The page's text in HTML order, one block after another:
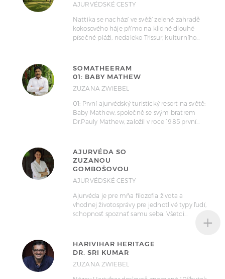
AJURVÉDSKÉ CESTY
Nattika se nachází ve svěží zelené zahradě
kokosového háje přímo na klidné dlouhé
písečné pláži, nedaleko Trissur, kulturního…
SOMATHEERAM
01: BABY MATHEW
ZUZANA ZWIEBEL
01: První ajurvédský turistický resort na světě:
Baby Mathew, společně se svým bratrem
Dr.Pauly Mathew, založil v roce 1985 první…
AJURVÉDA SO
ZUZANOU
GOMBOŠOVOU
AJURVÉDSKÉ CESTY
Ajurvéda je pre mňa filozofia života a
vhodnej životosprávy pre jednotlivé typy ľudí,
schopnosť spoznať samu seba. Všetci…
HARIVIHAR HERITAGE
DR. SRI KUMAR
ZUZANA ZWIEBEL
+